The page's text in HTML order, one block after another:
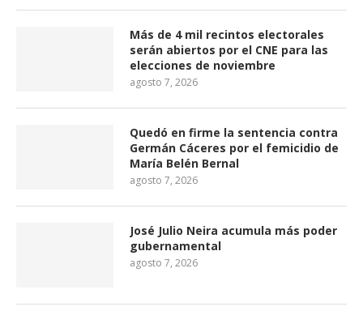
Más de 4 mil recintos electorales
serán abiertos por el CNE para las
elecciones de noviembre
agosto 7, 2026
Quedó en firme la sentencia contra
Germán Cáceres por el femicidio de
María Belén Bernal
agosto 7, 2026
José Julio Neira acumula más poder
gubernamental
agosto 7, 2026